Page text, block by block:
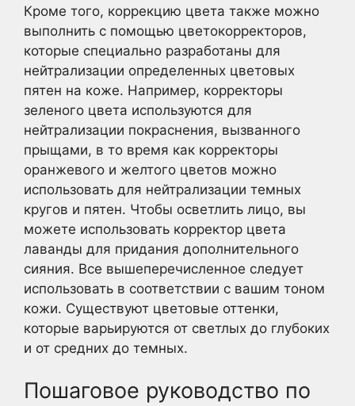
Кроме того, коррекцию цвета также можно
выполнить с помощью цветокорректоров,
которые специально разработаны для
нейтрализации определенных цветовых
пятен на коже. Например, корректоры
зеленого цвета используются для
нейтрализации покраснения, вызванного
прыщами, в то время как корректоры
оранжевого и желтого цветов можно
использовать для нейтрализации темных
кругов и пятен. Чтобы осветлить лицо, вы
можете использовать корректор цвета
лаванды для придания дополнительного
сияния. Все вышеперечисленное следует
использовать в соответствии с вашим тоном
кожи. Существуют цветовые оттенки,
которые варьируются от светлых до глубоких
и от средних до темных.
Пошаговое руководство по